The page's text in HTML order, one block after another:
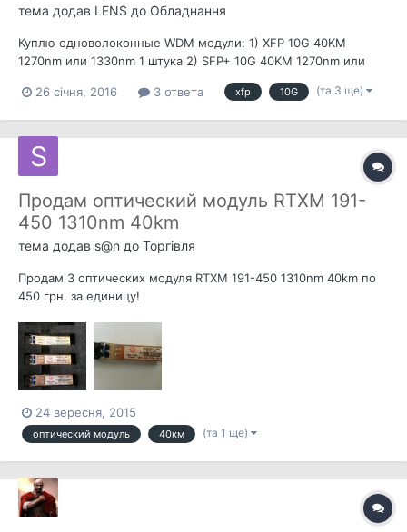
тема додав LENS до Обладнання
Куплю одноволоконные WDM модули: 1) XFP 10G 40KM
1270nm или 1330nm 1 штука 2) SFP+ 10G 40KM 1270nm или
стороны XFP с другой SFP+ Ваши предложения в ЛС
26 січня, 2016 3 ответа xfp 10G (та 3 ще)
Продам оптический модуль RTXM 191-
450 1310nm 40km
тема додав s@n до Торгівля
Продам 3 оптических модуля RTXM 191-450 1310nm 40km по
450 грн. за единицу!
24 вересня, 2015
оптический модуль 40км (та 1 ще)